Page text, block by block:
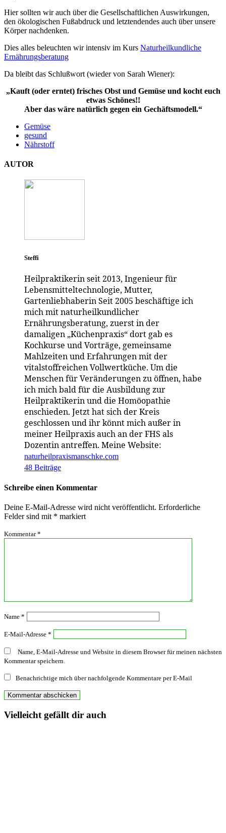
Hier sollten wir auch über die Gesellschaftlichen Auswirkungen,
den ökologischen Fußabdruck und letztendendes auch über unsere
Körper nachdenken.
Dies alles beleuchten wir intensiv im Kurs Nat­urheilkundliche
Ernährungsberatung
Da bleibt das Schlußwort (wieder von Sarah Wiener):
„Kauft (oder erntet) frisches Obst und Gemüse und kocht euch
etwas Schönes!!
Aber das wäre natürlich gegen ein Gechäftsmodell.“
Gemüse
gesund
Nährstoff
AUTOR
Steffi
Heilpraktikerin seit 2013, Ingenieur für
Lebensmitteltechnologie, Mutter,
Gartenliebhaberin Seit 2005 beschäftige ich
mich mit naturheilkundlicher
Ernährungsberatung, zuerst in der
damaligen „Küchenpraxis“ dort gab es
Kochkurse und Vorträge, gemeinsame
Mahlzeiten und Erfahrungen mit der
vitalstoffreichen Vollwertküche. Um die
Menschen für Veränderungen zu öffnen, habe
ich mich bald für die Ausbildung zur
Heilpraktikerin und die Homöopathie
enschieden. Jetzt hat sich der Kreis
geschlossen und ihr könnt mich außer in
meiner Heilpraxis auch an der FHS als
Dozentin antreffen. Meine Website:
naturheilpraxismanschke.com
48 Beiträge
Schreibe einen Kommentar
Deine E-Mail-Adresse wird nicht veröffentlicht. Erforderliche
Felder sind mit * markiert
Kommentar*
Name *
E-Mail-Adresse *
Name, E-Mail-Adresse und Website in diesem Browser für meinen nächsten
Kommentar speichern.
Benachrichtige mich über nachfolgende Kommentare per E-Mail
Vielleicht gefällt dir auch